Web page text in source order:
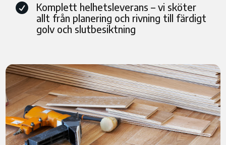

Komplett helhetsleverans – vi sköter
allt från planering och rivning till färdigt
golv och slutbesiktning